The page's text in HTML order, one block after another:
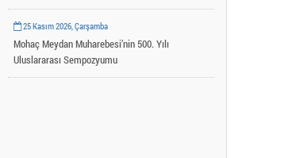
25 Kasım 2026, Çarşamba
Mohaç Meydan Muharebesi’nin 500. Yılı
Uluslararası Sempozyumu